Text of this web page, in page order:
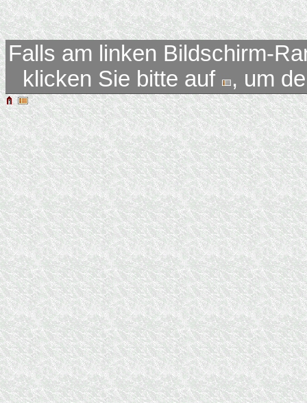
Falls am linken Bildschirm-
klicken Sie bitte auf
, um